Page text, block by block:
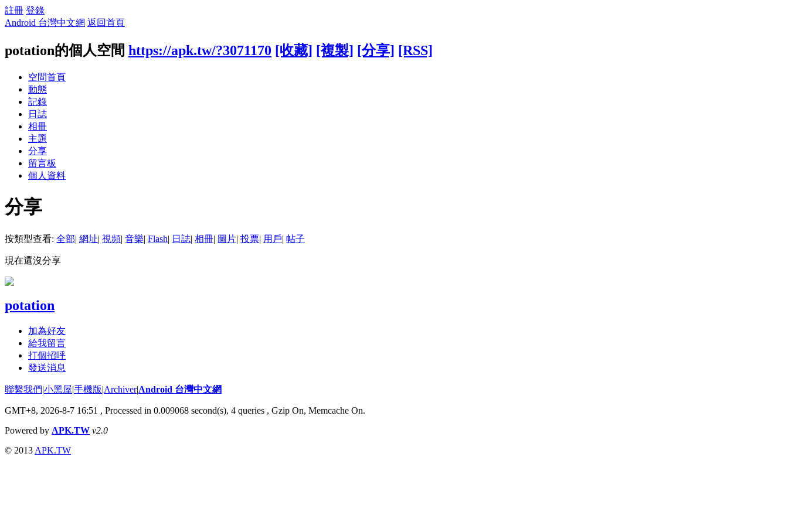
註冊 登錄
Android 台灣中文網 返回首頁
potation的個人空間 https://apk.tw/?3071170 [收藏] [複製] [分享] [RSS]
空間首頁
動態
記錄
日誌
相冊
主題
分享
留言板
個人資料
分享
按類型查看: 全部| 網址| 視頻| 音樂| Flash| 日誌| 相冊| 圖片| 投票| 用戶| 帖子
現在還沒分享
potation
加為好友
給我留言
打個招呼
發送消息
聯繫我們|小黑屋|手機版|Archiver|Android 台灣中文網
GMT+8, 2026-8-7 16:51 , Processed in 0.009068 second(s), 4 queries , Gzip On, Memcache On.
Powered by APK.TW v2.0
© 2013 APK.TW